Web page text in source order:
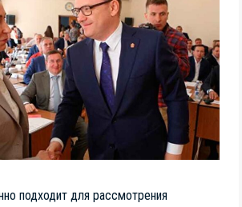
подходит для рассмотрения